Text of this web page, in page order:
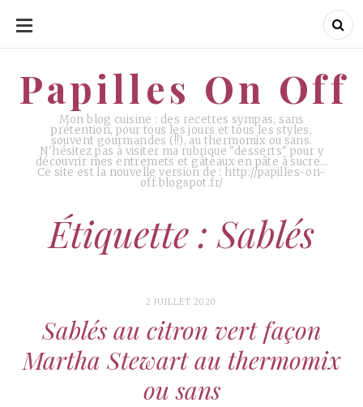
ALLER
CONTENU
Papilles On Off
Mon blog cuisine : des recettes sympas, sans
prétention, pour tous les jours et tous les styles,
souvent gourmandes (!!), au thermomix ou sans.
N'hésitez pas à visiter ma rubrique "desserts" pour y
découvrir mes entremets et gâteaux en pâte à sucre…
Ce site est la nouvelle version de : http://papilles-on-
off.blogspot.fr/
Papilles On Off
Étiquette : Sablés
2 JUILLET 2020
Sablés au citron vert façon
Martha Stewart au thermomix
ou sans